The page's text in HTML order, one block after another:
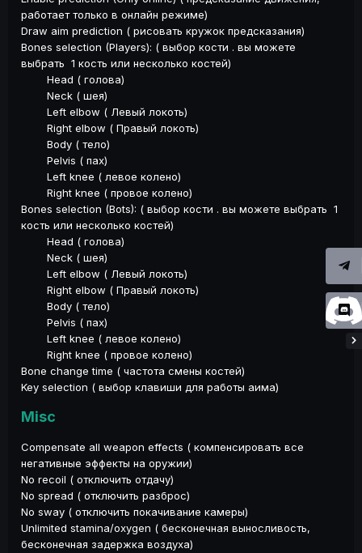
работает только в онлайн режиме)
Draw aim prediction ( рисовать кружок предсказания)
Bones selection (Players): ( выбор кости . вы можете
выбрать 1 кость или несколько костей)
Head ( голова)
Neck ( шея)
Left elbow ( Левый локоть)
Right elbow ( Правый локоть)
Body ( тело)
Pelvis ( пах)
Left knee ( левое колено)
Right knee ( провое колено)
Bones selection (Bots): ( выбор кости . вы можете выбрать 1
кость или несколько костей)
Head ( голова)
Neck ( шея)
Left elbow ( Левый локоть)
Right elbow ( Правый локоть)
Body ( тело)
Pelvis ( пах)
Left knee ( левое колено)
Right knee ( провое колено)
Bone change time ( частота смены костей)
Key selection ( выбор клавиши для работы аима)
Misc
Compensate all weapon effects ( компенсировать все
негативные эффекты на оружии)
No recoil ( отключить отдачу)
No spread ( отключить разброс)
No sway ( отключить покачивание камеры)
Unlimited stamina/oxygen ( бесконечная выносливость,
бесконечная задержка воздуха)